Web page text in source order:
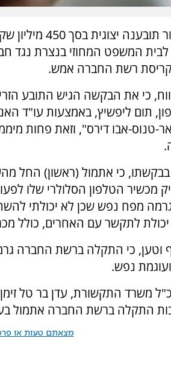
בקשה לאישור תובענה
לבית המשפט המחוזי בנצרת נגד
קריסת רשת החברה אמש.
2 דווח, כי את הבקשה הגיש התובע
תום ליפשיץ, באמצעות עו"ד
טנוס-אבו דירס", וזאת פחות
בבקשתו, כי אתמול (ראשון) החל
מכשיר הטלפון הסלולרי שלו
מפח נפש שכן לא יכולתי
לתקשר עם האחרים, כולל
וטען, כי התקלה ברשת החברה
נפש.
משרד התקשורת, עדן בר טל
התקלה ברשת החברה אתמול
מצאתם טעות או